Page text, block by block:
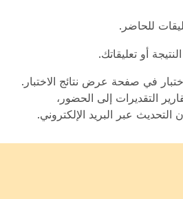
للحاضر.
أو تعليقاتك.
في صفحة عرض نتائج الاختبار.
التقديرات إلى الحضور،
عبر البريد الإلكتروني.